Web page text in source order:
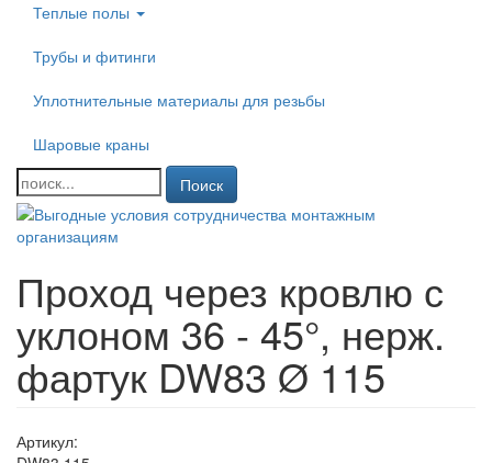
Теплые полы
Трубы и фитинги
Уплотнительные материалы для резьбы
Шаровые краны
Поиск
Проход через кровлю с
уклоном 36 - 45°, нерж.
фартук DW83 Ø 115
Артикул: